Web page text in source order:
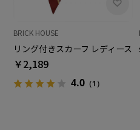
BRICK HOUSE
リング付きスカーフ レディース
￥2,189
4.0（1）